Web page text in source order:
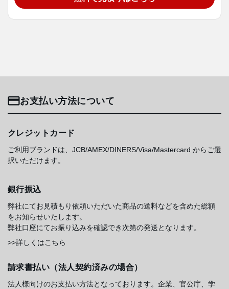
お支払い方法について
クレジットカード
ご利用ブランドは、JCB/AMEX/DINERS/Visa/Mastercard からご選
択いただけます。
銀行振込
弊社にてお見積もり依頼いただいた商品の送料などを含めた総額
をお知らせいたします。
弊社口座にてお振り込みを確認でき次第の発送となります。
>>詳しくはこちら
請求書払い（法人契約済みの場合）
法人様向けのお支払い方法となっております。企業、官公庁、学